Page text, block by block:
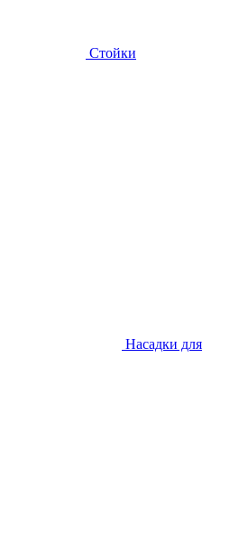
Стойки
Насадки для